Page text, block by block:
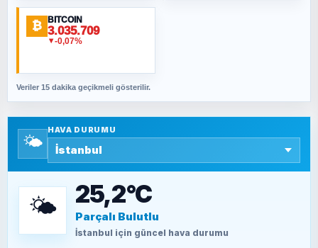
ORHAN KILIÇOĞLU
Fahişeye beyinli bir müstevli alçağına
SAVAŞ ŞAHİN
SEYFULLAH ÇİÇEK
TEOMAN ALPASLAN
Kütahya-Eskişehir Muharebeleri (10-24
₿ BITCOIN
3.035.709
▼-0,07%
Veriler 15 dakika geçikmeli gösterilir.
🌤️
HAVA DURUMU
🌤️ 25,2°C
Parçalı Bulutlu
İstanbul için güncel hava durumu